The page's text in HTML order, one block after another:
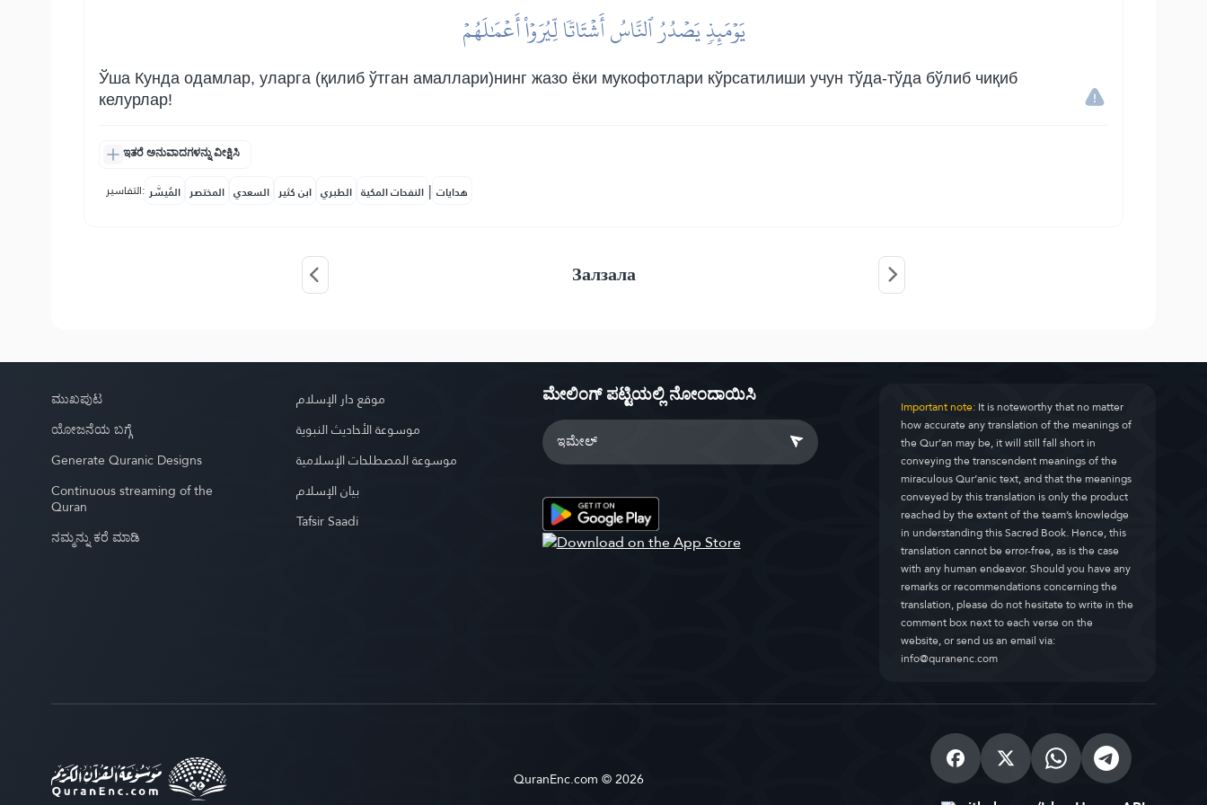
يَوۡمَئِذٖ يَصۡدُرُ ٱلنَّاسُ أَشۡتَاتٗا لِّيُرَوۡاْ أَعۡمَٰلَهُمۡ
Ўша Кунда одамлар, уларга (қилиб ўтган амаллари)нинг жазо ёки мукофотлари кўрсатилиши учун тўда-тўда бўлиб чиқиб
келурлар!
ಇತರೆ ಅನುವಾದಗಳನ್ನು ವೀಕ್ಷಿಸಿ
التفاسير: المُيسَّر المختصر السعدي ابن كثير الطبري النفحات المكية | هدايات
Залзала
ಮುಖಪುಟ
ಯೋಜನೆಯ ಬಗ್ಗೆ
Generate Quranic Designs
Continuous streaming of the
Quran
ನಮ್ಮನ್ನು ಕರೆ ಮಾಡಿ
موقع دار الإسلام
موسوعة الأحاديث النبوية
موسوعة المصطلحات الإسلامية
بيان الإسلام
Tafsir Saadi
ಮೇಲಿಂಗ್ ಪಟ್ಟಿಯಲ್ಲಿ ನೋಂದಾಯಿಸಿ Important note:It is noteworthy that no matter
how accurate any translation of the meanings of
the Qur’an may be, it will still fall short in
conveying the transcendent meanings of the
miraculous Qur’anic text, and that the meanings
conveyed by this translation is only the product
reached by the extent of the team’s knowledge
in understanding this Sacred Book. Hence, this
translation cannot be error-free, as is the case
with any human endeavor. Should you have any
remarks or recommendations concerning the
translation, please do not hesitate to write in the
comment box next to each verse on the
website, or send us an email via:
info@quranenc.com
QuranEnc.com © 2026